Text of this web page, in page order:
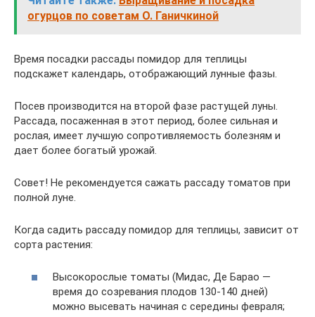
огурцов по советам О. Ганичкиной
Время посадки рассады помидор для теплицы
подскажет календарь, отображающий лунные фазы.
Посев производится на второй фазе растущей луны.
Рассада, посаженная в этот период, более сильная и
рослая, имеет лучшую сопротивляемость болезням и
дает более богатый урожай.
Совет! Не рекомендуется сажать рассаду томатов при
полной луне.
Когда садить рассаду помидор для теплицы, зависит от
сорта растения:
Высокорослые томаты (Мидас, Де Барао —
время до созревания плодов 130-140 дней)
можно высевать начиная с середины февраля;